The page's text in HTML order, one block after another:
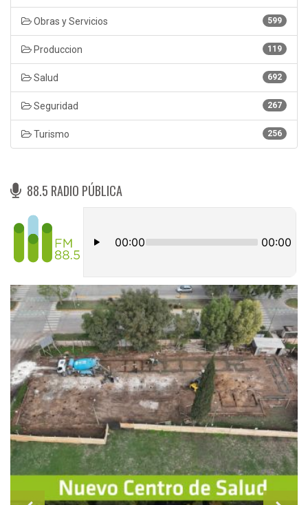
599
Obras y Servicios
119
Produccion
692
Salud
267
Seguridad
256
Turismo
88.5 RADIO PÚBLICA